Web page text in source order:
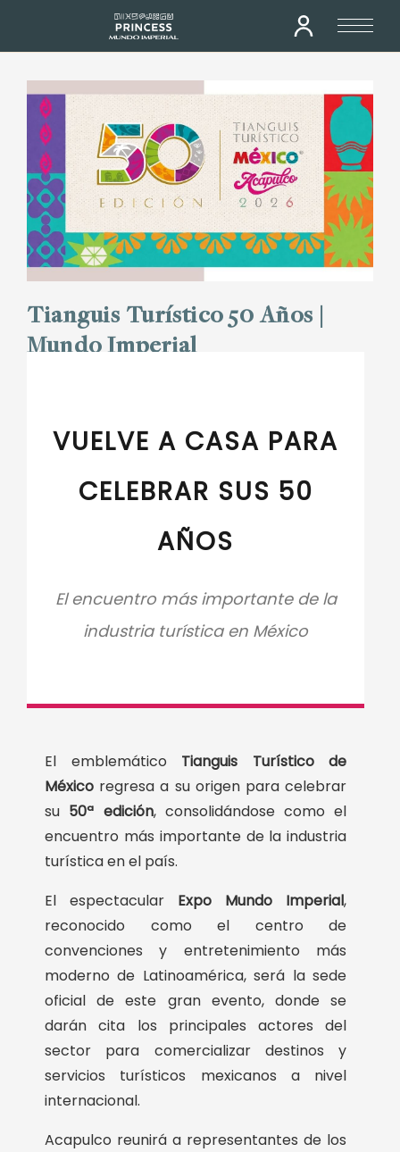
Tianguis Turístico 50 Años |
Mundo Imperial
VUELVE A CASA PARA
CELEBRAR SUS 50
AÑOS
El encuentro más importante de la
industria turística en México
El emblemático Tianguis Turístico de
México regresa a su origen para celebrar
su 50ª edición, consolidándose como el
encuentro más importante de la industria
turística en el país.
El espectacular Expo Mundo Imperial,
reconocido como el centro de
convenciones y entretenimiento más
moderno de Latinoamérica, será la sede
oficial de este gran evento, donde se
darán cita los principales actores del
sector para comercializar destinos y
servicios turísticos mexicanos a nivel
internacional.
Acapulco reunirá a representantes de los